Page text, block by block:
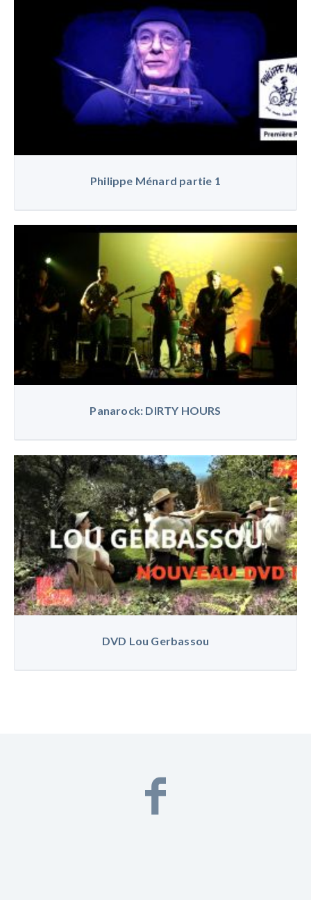
Philippe Ménard partie 1
Panarock: DIRTY HOURS
DVD Lou Gerbassou